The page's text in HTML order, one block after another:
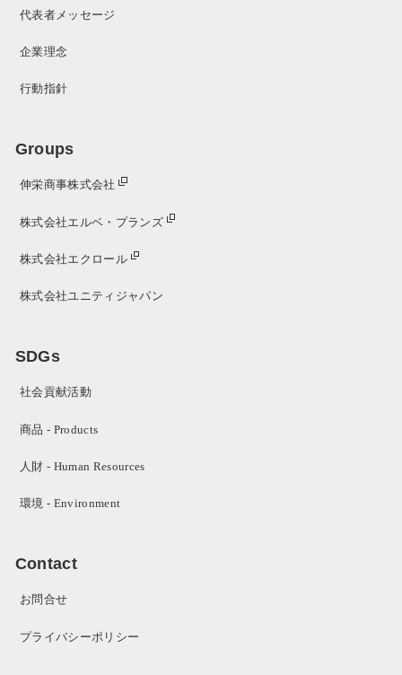
代表者メッセージ
企業理念
行動指針
Groups
伸栄商事株式会社
株式会社エルベ・プランズ
株式会社エクロール
株式会社ユニティジャパン
SDGs
社会貢献活動
商品 - Products
人財 - Human Resources
環境 - Environment
Contact
お問合せ
プライバシーポリシー